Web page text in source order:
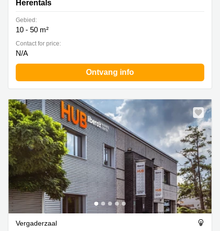
Herentals
Gebied:
10 - 50 m²
Contact for price:
N/A
Ontvang info
Vergaderzaal